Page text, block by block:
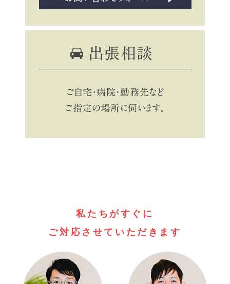
私たちがすぐに
ご対応させていただきます